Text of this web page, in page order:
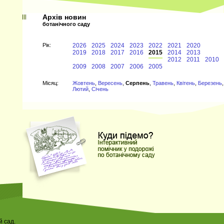
Архів новин
ботанічного саду
Рiк: 2026 2025 2024 2023 2022 2021
2020
2019
2018 2017 2016 2015 2014
2013
2012
2011
2010
2009
2008 2007 2006 2005
Мiсяц: Жовтень Вересень Серпень Травень Квітень Березень
Лютий Січень
сад.